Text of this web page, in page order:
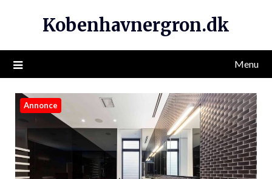
Kobenhavnergron.dk
Menu
Annonce